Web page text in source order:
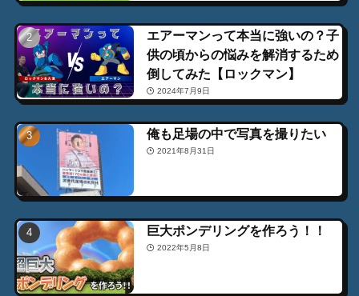
エアーマンって本当に強いの？子
供の頃からの悩みを解消するため
倒してみた【ロックマン】
2024年7月9日
俺も足場の中で写真を撮りたい
2021年8月31日
巨大ポンデリングを作ろう！！
2022年5月8日